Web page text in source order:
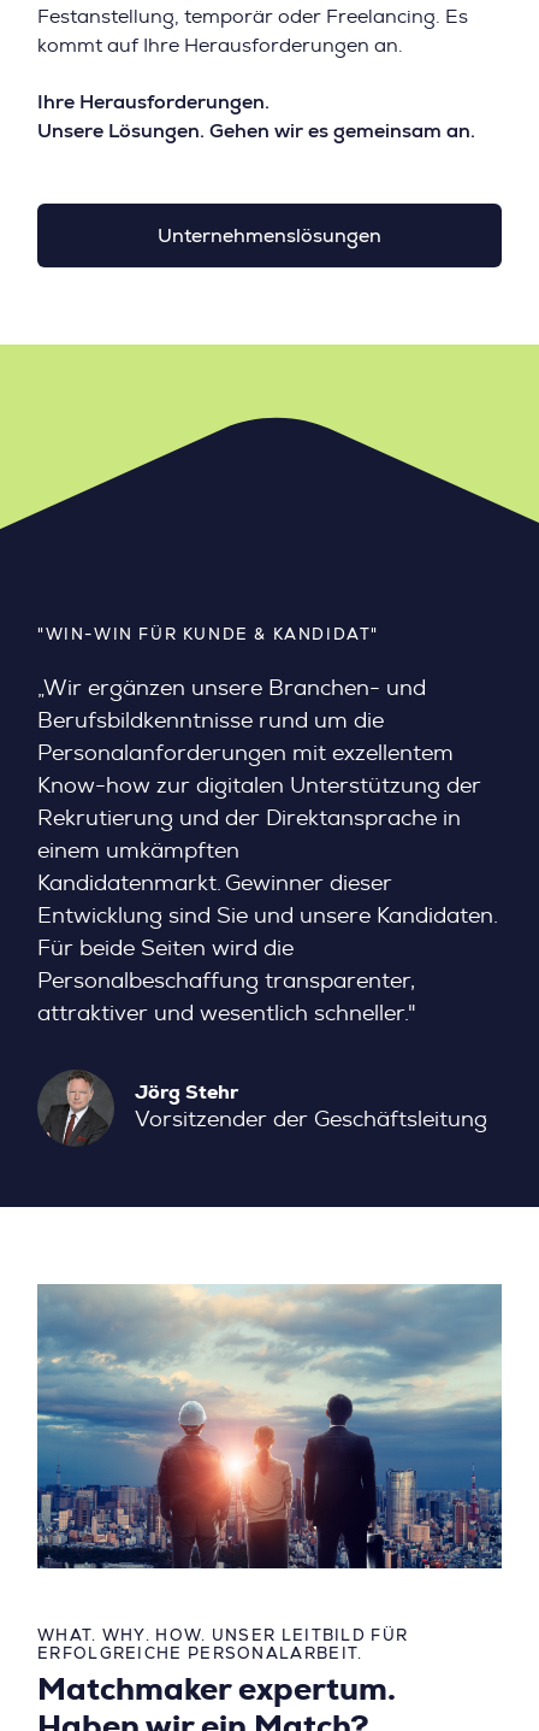
Festanstellung, temporär oder Freelancing. Es
kommt auf Ihre Herausforderungen an.
Ihre Herausforderungen.
Unsere Lösungen. Gehen wir es gemeinsam an.
Unternehmenslösungen
"WIN-WIN FÜR KUNDE & KANDIDAT"
„Wir ergänzen unsere Branchen- und
Berufsbildkenntnisse rund um die
Personalanforderungen mit exzellentem
Know-how zur digitalen Unterstützung der
Rekrutierung und der Direktansprache in
einem umkämpften
Kandidatenmarkt. Gewinner dieser
Entwicklung sind Sie und unsere Kandidaten.
Für beide Seiten wird die
Personalbeschaffung transparenter,
attraktiver und wesentlich schneller."
Jörg Stehr
Vorsitzender der Geschäftsleitung
WHAT. WHY. HOW. UNSER LEITBILD FÜR
ERFOLGREICHE PERSONALARBEIT.
Matchmaker expertum.